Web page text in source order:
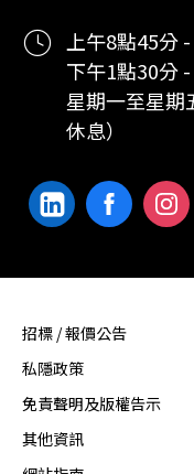
上午8點45分
下午1點30分
星期一至星期
休息）
招標 / 報價公告
私隱政策
免責聲明及版權告示
其他資訊